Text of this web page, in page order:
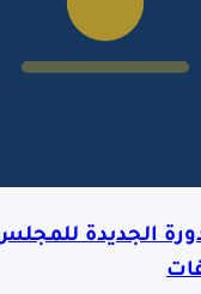
الجديدة